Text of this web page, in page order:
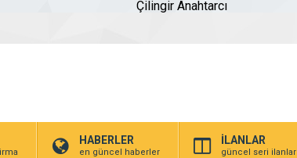
Çilingir Anahtarcı
HABERLER
en güncel haberler
İLANLAR
güncel seri ilanlar